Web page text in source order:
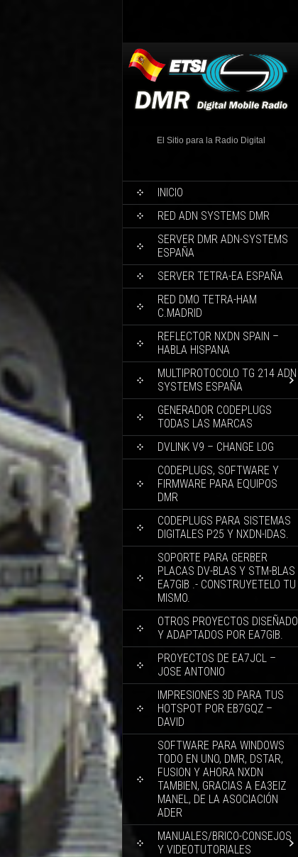
El Sitio para la Radio Digital
INICIO
RED ADN SYSTEMS DMR
SERVER DMR ADN-SYSTEMS
ESPAÑA
SERVER TETRA-EA ESPAÑA
RED DMO TETRA-HAM
C.MADRID
REFLECTOR NXDN SPAIN –
HABLA HISPANA
MULTIPROTOCOLO TG 214 ADN
SYSTEMS ESPAÑA
GENERADOR CODEPLUGS
TODAS LAS MARCAS
DVLINK V9 – CHANGE LOG
CODEPLUGS, SOFTWARE Y
FIRMWARE PARA EQUIPOS
DMR
CODEPLUGS PARA SISTEMAS
DIGITALES P25 Y NXDN-IDAS.
SOPORTE PARA GERBER
PLACAS DV-BLAS Y STM-BLAS
EA7GIB .- CONSTRUYETELO TU
MISMO.
OTROS PROYECTOS DISEÑADO
Y ADAPTADOS POR EA7GIB.
PROYECTOS DE EA7JCL –
JOSE ANTONIO
IMPRESIONES 3D PARA TUS
HOTSPOT POR EB7GQZ –
DAVID
SOFTWARE PARA WINDOWS
TODO EN UNO, DMR, DSTAR,
FUSION Y AHORA NXDN
TAMBIEN, GRACIAS A EA3EIZ
MANEL, DE LA ASOCIACIÓN
ADER
MANUALES/BRICO-CONSEJOS
Y VIDEOTUTORIALES